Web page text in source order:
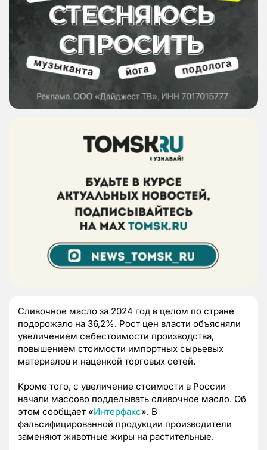
Сливочное масло за 2024 год в целом по стране
подорожало на 36,2%. Рост цен власти объясняли
увеличением себестоимости производства,
повышением стоимости импортных сырьевых
материалов и наценкой торговых сетей.
Кроме того, с увеличение стоимости в России
начали массово подделывать сливочное масло. Об
этом сообщает «Интерфакс». В
фальсифицированной продукции производители
заменяют животные жиры на растительные.